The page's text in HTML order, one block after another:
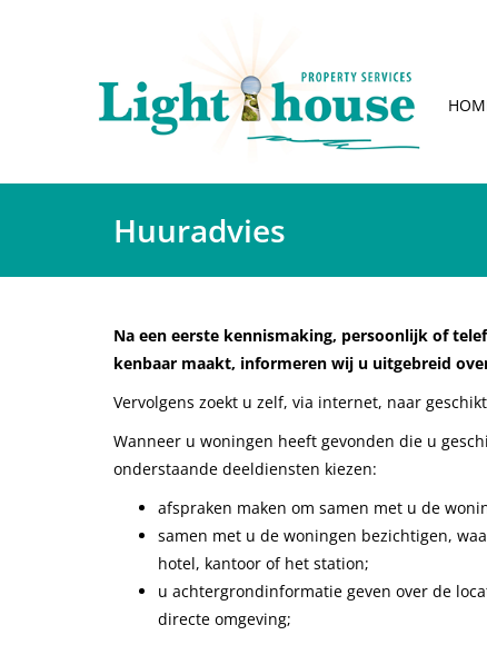
Huuradvies
Na een eerste kennismaking, persoonlijk of
kenbaar maakt, informeren wij u uitgebreid
Vervolgens zoekt u zelf, via internet, naar
Wanneer u woningen heeft gevonden die u
onderstaande deeldiensten kiezen:
afspraken maken om samen met u de
samen met u de woningen bezichtigen,
hotel, kantoor of het station;
u achtergrondinformatie geven over de
directe omgeving;